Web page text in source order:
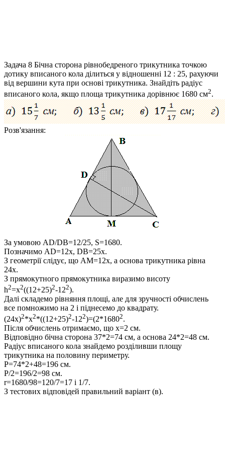
Задача 8 Бічна сторона рівнобедреного трикутника точкою
дотику вписаного кола ділиться у відношенні 12 : 25, рахуючи
від вершини кута при основі трикутника. Знайдіть радіус
вписаного кола, якщо площа трикутника дорівнює 1680 см2.
Розв'язання:
За умовою AD/DB=12/25, S=1680.
Позначимо AD=12x, DB=25x.
З геометрії слідує, що AM=12x, а основа трикутника рівна
24х.
З прямокутного прямокутника виразимо висоту
h2=x2((12+25)2-122).
Далі складемо рівняння площі, але для зручності обчислень
все помножимо на 2 і піднесемо до квадрату.
(24x)2*x2*((12+25)2-122)=(2*16802.
Після обчислень отримаємо, що x=2 см.
Відповідно бічна сторона 37*2=74 см, а основа 24*2=48 см.
Радіус вписаного кола знайдемо розділивши площу
трикутника на половину периметру.
P=74*2+48=196 см.
P/2=196/2=98 см.
r=1680/98=120/7=17 і 1/7.
З тестових відповідей правильний варіант (в).